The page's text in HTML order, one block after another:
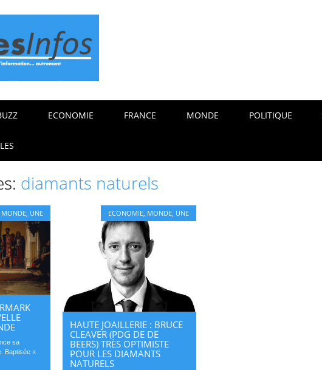
ECONOMIE FRANCE MONDE POLITIQUE
diamants naturels
MONDE, UNE
sa
Baptisée «
ECONOMIE, MONDE, UNE
HAUTE JOAILLERIE : BRUCE
CLEAVER (PDG DE DE
BEERS) TRÈS OPTIMISTE
POUR LES DIAMANTS
NATURELS